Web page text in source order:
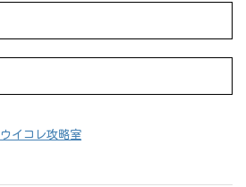
ウイコレ攻略室